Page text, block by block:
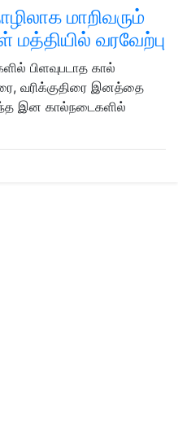
மாறிவரும்
மத்தியில் வரவேற்பு
பிளவுபடாத கால்
வரிக்குதிரை இனத்தை
இன கால்நடைகளில்